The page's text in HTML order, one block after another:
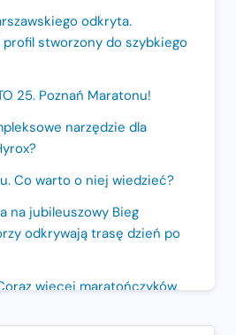
odkryta.
stworzony do szybkiego
25. Poznań Maratonu!
narzędzie dla
Co warto o niej wiedzieć?
na jubileuszowy Bieg
odkrywają trasę dzień po
więcej maratończyków